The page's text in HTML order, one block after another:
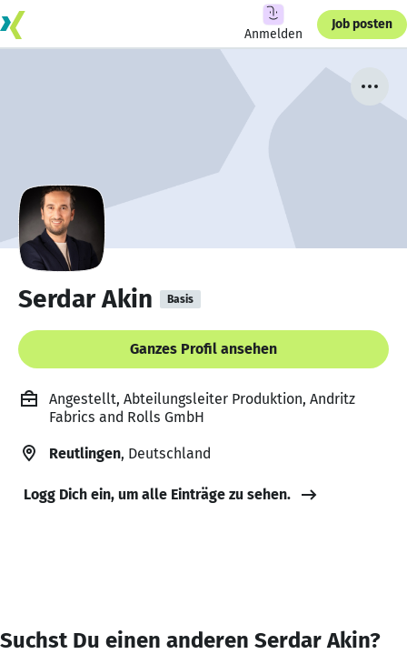
Anmelden
Job posten
Serdar Akin Basis
Ganzes Profil ansehen
Angestellt, Abteilungsleiter Produktion, Andritz
Fabrics and Rolls GmbH
Reutlingen, Deutschland
Logg Dich ein, um alle Einträge zu sehen.
Suchst Du einen anderen Serdar Akin?